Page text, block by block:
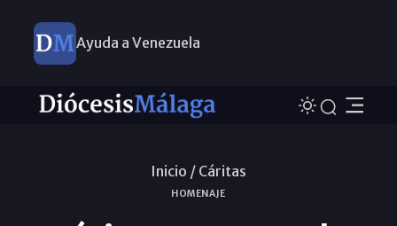
Ayuda a Venezuela
Inicio / Cáritas
HOMENAJE